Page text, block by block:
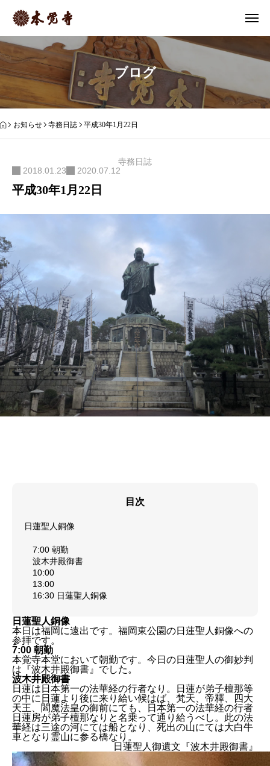
ブログ
お知らせ 寺務日誌 平成30年1月22日
寺務日誌
2018.01.23 2020.07.12
平成30年1月22日
目次
日蓮聖人銅像
7:00 朝勤
波木井殿御書
10:00
13:00
16:30 日蓮聖人銅像
日蓮聖人銅像
本日は福岡に遠出です。福岡東公園の日蓮聖人銅像への
参拝です。
7:00 朝勤
本覚寺本堂において朝勤です。今日の日蓮聖人の御妙判
は『波木井殿御書』でした。
波木井殿御書
日蓮は日本第一の法華経の行者なり。日蓮が弟子檀那等
の中に日蓮より後に来り給い候はば、梵天、帝釋、四大
天王、閻魔法皇の御前にても、日本第一の法華経の行者
日蓮房が弟子檀那なりと名乗って通り給うべし。此の法
華経は三途の河にては船となり、死出の山にては大白牛
車となり霊山に参る橋なり。
日蓮聖人御遺文『波木井殿御書』